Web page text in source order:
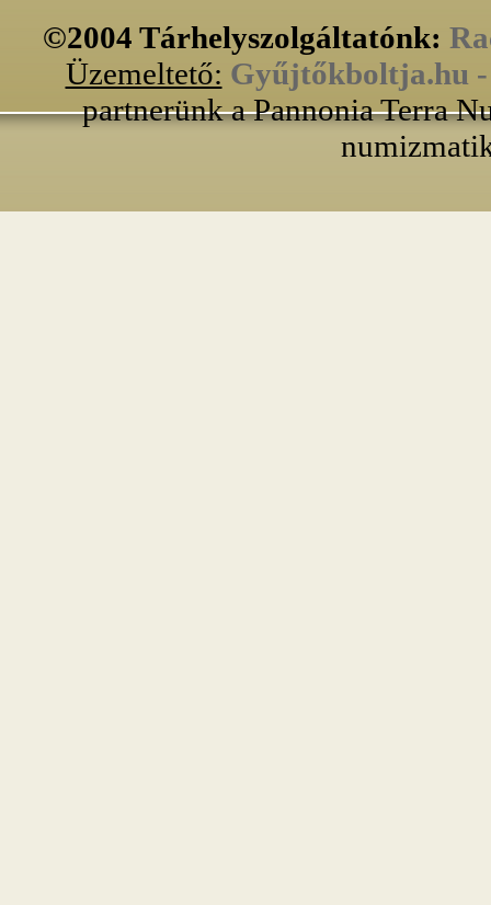
©2004 Tárhelyszolgáltatónk:
Üzemeltető: Gyűjtőkboltja.hu -
partnerünk a Pannonia Terra